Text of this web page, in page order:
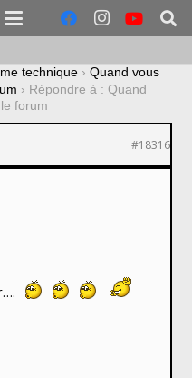
technique › Quand vous
› Répondre à : Quand
forum
#18316